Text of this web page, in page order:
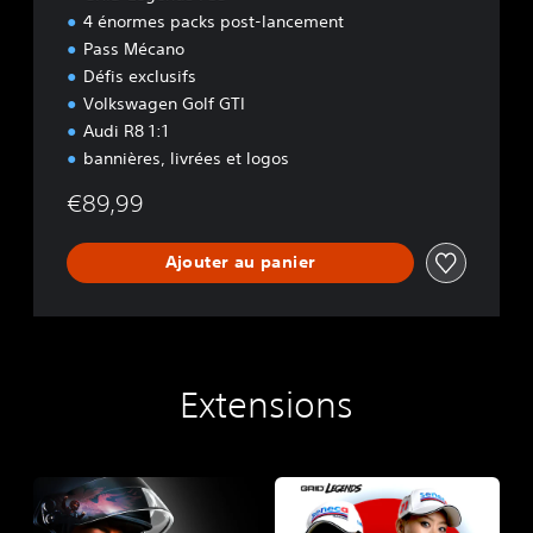
4 énormes packs post-lancement
Pass Mécano
Défis exclusifs
Volkswagen Golf GTI
Audi R8 1:1
bannières, livrées et logos
€89,99
Ajouter au panier
Extensions